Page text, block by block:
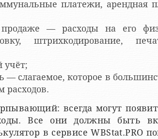
платежи, арендная
продаже — расходы на его
штрихкодирование,
учёт;
слагаемое, которое в
расходов.
всегда могут
Все они должны быть
в сервисе WBStat.PRO